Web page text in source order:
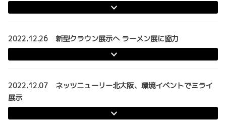
2022.12.26 新型クラウン展示へ ラーメン展に協力
2022.12.07 ネッツニューリー北大阪、環境イベントでミライ
展示